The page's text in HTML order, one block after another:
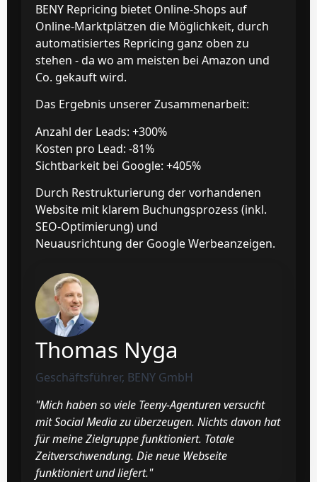
BENY Repricing bietet Online-Shops auf
Online-Marktplätzen die Möglichkeit, durch
automatisiertes Repricing ganz oben zu
stehen - da wo am meisten bei Amazon und
Co. gekauft wird.
Das Ergebnis unserer Zusammenarbeit:
Anzahl der Leads: +300%
Kosten pro Lead: -81%
Sichtbarkeit bei Google: +405%
Durch Restrukturierung der vorhandenen
Website mit klarem Buchungsprozess (inkl.
SEO-Optimierung) und
Neuausrichtung der Google Werbeanzeigen.
Thomas Nyga
Geschäftsführer, BENY GmbH
"Mich haben so viele Teeny-Agenturen versucht
mit Social Media zu überzeugen. Nichts davon hat
für meine Zielgruppe funktioniert. Totale
Zeitverschwendung. Die neue Webseite
funktioniert und liefert."